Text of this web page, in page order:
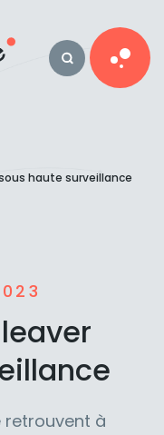
haute surveillance
retrouvent à